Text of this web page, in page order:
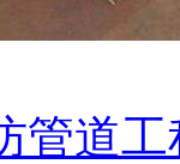
管道工